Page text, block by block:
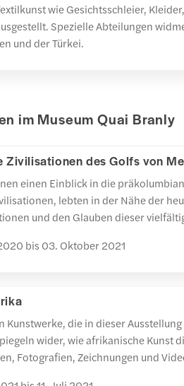
wie Gesichtsschleier,
Spezielle Abteilungen
und der Türkei.
im Museum Quai Branly
Zivilisationen des Golfs von
einen Einblick in die
lebten in der Nähe der
und den Glauben dieser
bis 03. Oktober 2021
Kunstwerke, die in dieser
wider, wie afrikanische Kunst
Fotografien, Zeichnungen und